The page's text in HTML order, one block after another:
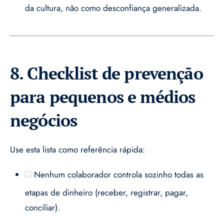
da cultura, não como desconfiança generalizada.
8. Checklist de prevenção
para pequenos e médios
negócios
Use esta lista como referência rápida:
Nenhum colaborador controla sozinho todas as
etapas de dinheiro (receber, registrar, pagar,
conciliar).